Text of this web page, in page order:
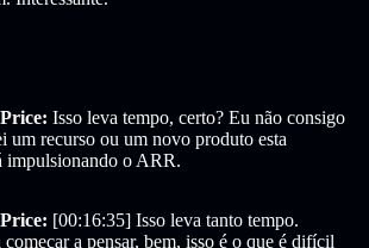
Isso leva tempo, certo? Eu não consigo
um recurso ou um novo produto esta
impulsionando o ARR.
[00:16:35] Isso leva tanto tempo.
a pensar, bem, isso é o que é difícil